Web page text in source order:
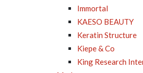
Immortal
KAESO BEAUTY
Keratin Structure
Kiepe & Co
King Research